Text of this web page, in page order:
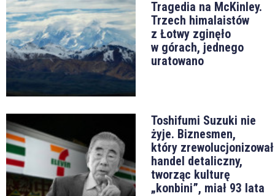
Tragedia na McKinley.
Trzech himalaistów
z Łotwy zginęło
w górach, jednego
uratowano
Toshifumi Suzuki nie
żyje. Biznesmen,
który zrewolucjonizował
handel detaliczny,
tworząc kulturę
„konbini”, miał 93 lata